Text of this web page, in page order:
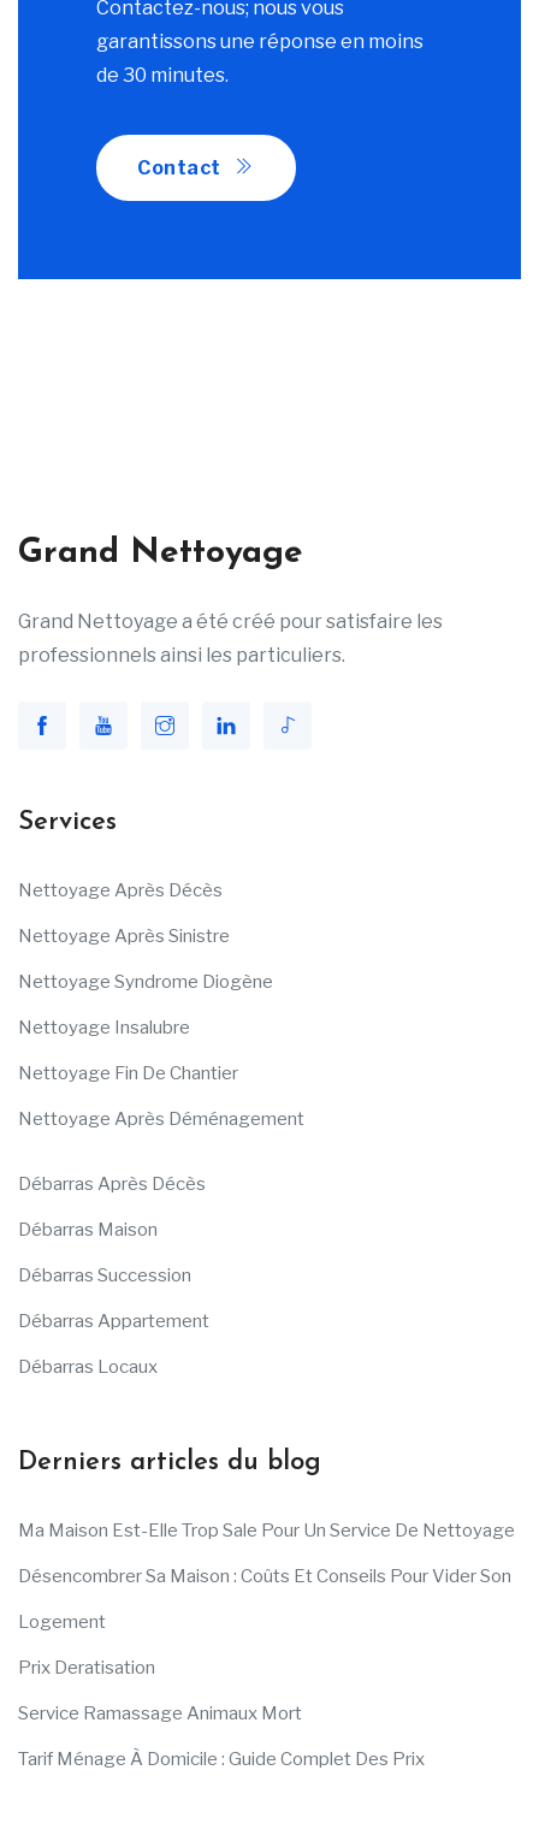
Contactez-nous; nous vous
garantissons une réponse en moins
de 30 minutes.
Contact
Grand Nettoyage
Grand Nettoyage a été créé pour satisfaire les
professionnels ainsi les particuliers.
Services
Nettoyage Après Décès
Nettoyage Après Sinistre
Nettoyage Syndrome Diogène
Nettoyage Insalubre
Nettoyage Fin De Chantier
Nettoyage Après Déménagement
Débarras Après Décès
Débarras Maison
Débarras Succession
Débarras Appartement
Débarras Locaux
Derniers articles du blog
Ma Maison Est-Elle Trop Sale Pour Un Service De Nettoyage
Désencombrer Sa Maison : Coûts Et Conseils Pour Vider Son
Logement
Prix Deratisation
Service Ramassage Animaux Mort
Tarif Ménage À Domicile : Guide Complet Des Prix